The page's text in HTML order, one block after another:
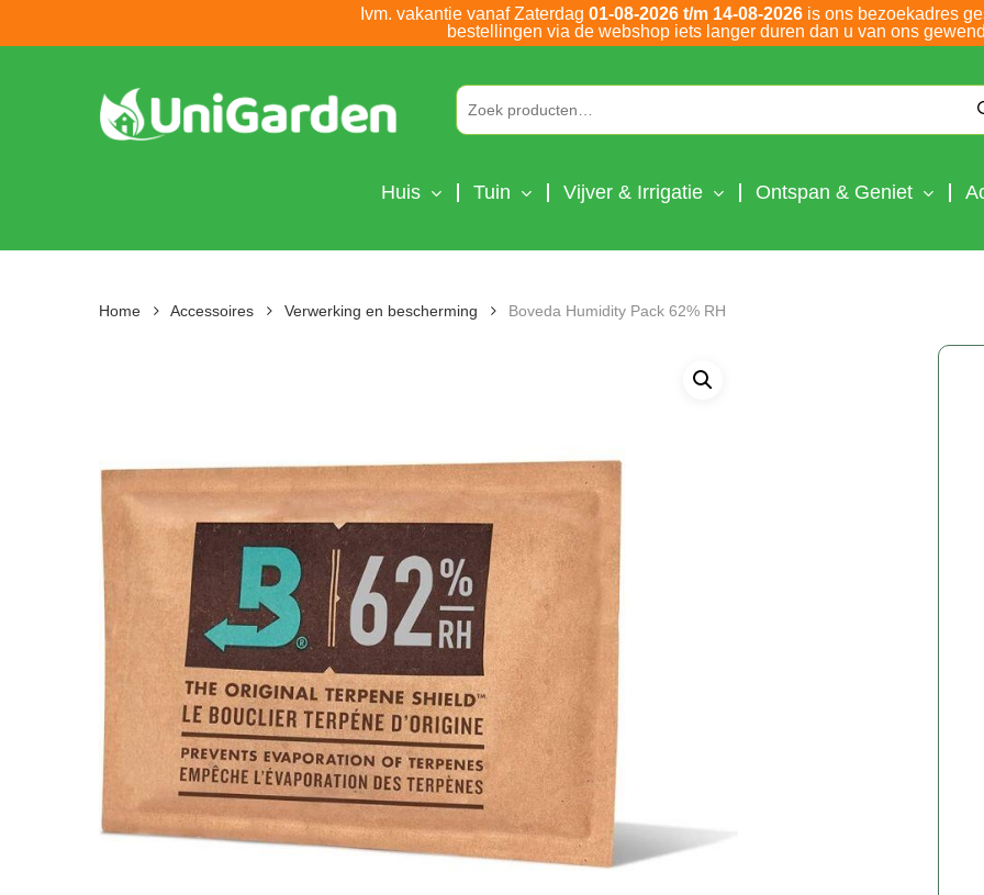
Ivm. vakantie vanaf Zaterdag 01-08-2026 t/m 14-08-2026is ons bezoekadres
bestellingen via de webshop iets langer duren dan u van ons
Huis Tuin Vijver & Irrigatie Ontspan & Geniet
Home Accessoires Verwerking en bescherming Boveda Humidity Pack 62% RH